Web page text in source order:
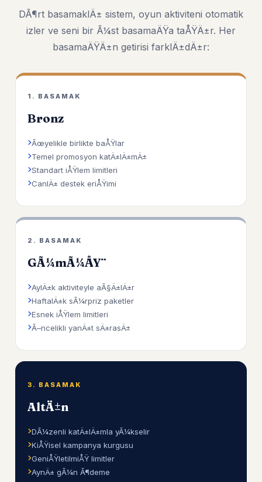
DÃ¶rt basamaklÄ± sistem, oyun aktiviteni otomatik
izler ve seni bir Ã¼st basamaÄŸa taÅŸÄ±r. Her
basamaÄŸÄ±n getirisi farklÄ±dÄ±r:
1. BASAMAK
Bronz
Ãœyelikle birlikte baÅŸlar
Temel promosyon katÄ±lÄ±mÄ±
Standart iÅŸlem limitleri
CanlÄ± destek eriÅŸimi
2. BASAMAK
GÃ¼mÃ¼ÅŸ
AylÄ±k aktiviteyle aÃ§Ä±lÄ±r
HaftalÄ±k sÃ¼rpriz paketler
Esnek iÅŸlem limitleri
Ã–ncelikli yanÄ±t sÄ±rasÄ±
3. BASAMAK
AltÄ±n
DÃ¼zenli katÄ±lÄ±mla yÃ¼kselir
KiÅŸisel kampanya kurgusu
GeniÅŸletilmiÅŸ limitler
AynÄ± gÃ¼n Ã¶deme